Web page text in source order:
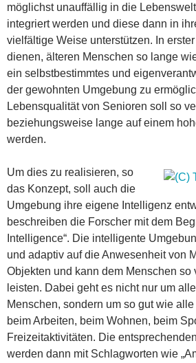
möglichst unauffällig in die
integriert werden und diese dann in
vielfältige Weise unterstützen. In
dienen, älteren Menschen so lange
ein selbstbestimmtes und
der gewohnten Umgebung zu
Lebensqualität von Senioren soll so
beziehungsweise lange auf einem
werden.
Um dies zu realisieren, so
das Konzept, soll auch die
Umgebung ihre eigene Intelligenz
beschreiben die Forscher mit dem
Intelligence“. Die intelligente
und adaptiv auf die Anwesenheit von
Objekten und kann dem Menschen so
leisten. Dabei geht es nicht nur um
Menschen, sondern um so gut wie
beim Arbeiten, beim Wohnen, beim
Freizeitaktivitäten. Die
werden dann mit Schlagworten wie